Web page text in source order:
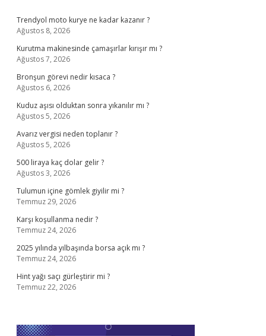
Trendyol moto kurye ne kadar kazanır ?
Ağustos 8, 2026
Kurutma makinesinde çamaşırlar kırışır mı ?
Ağustos 7, 2026
Bronşun görevi nedir kısaca ?
Ağustos 6, 2026
Kuduz aşısı olduktan sonra yıkanılır mı ?
Ağustos 5, 2026
Avarız vergisi neden toplanır ?
Ağustos 5, 2026
500 liraya kaç dolar gelir ?
Ağustos 3, 2026
Tulumun içine gömlek giyilir mi ?
Temmuz 29, 2026
Karşı koşullanma nedir ?
Temmuz 24, 2026
2025 yılında yılbaşında borsa açık mı ?
Temmuz 24, 2026
Hint yağı saçı gürleştirir mi ?
Temmuz 22, 2026